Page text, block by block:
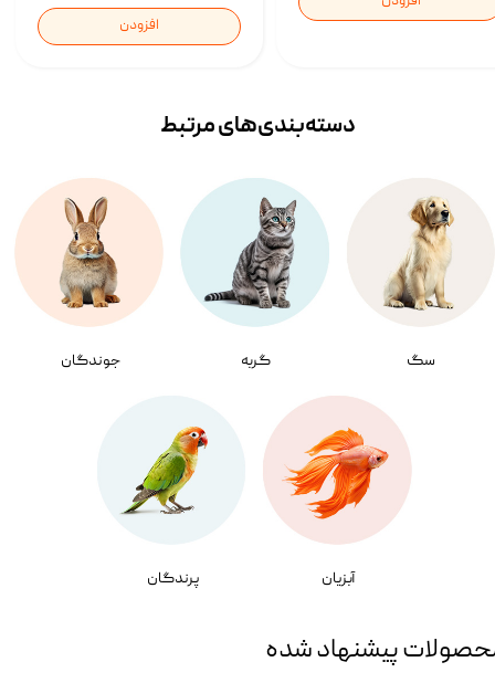
افزودن
سگ گربه جوندگان
آبزیان پرندگان
دسته‌بندی‌‌های مرتبط
پیشنهاد شده